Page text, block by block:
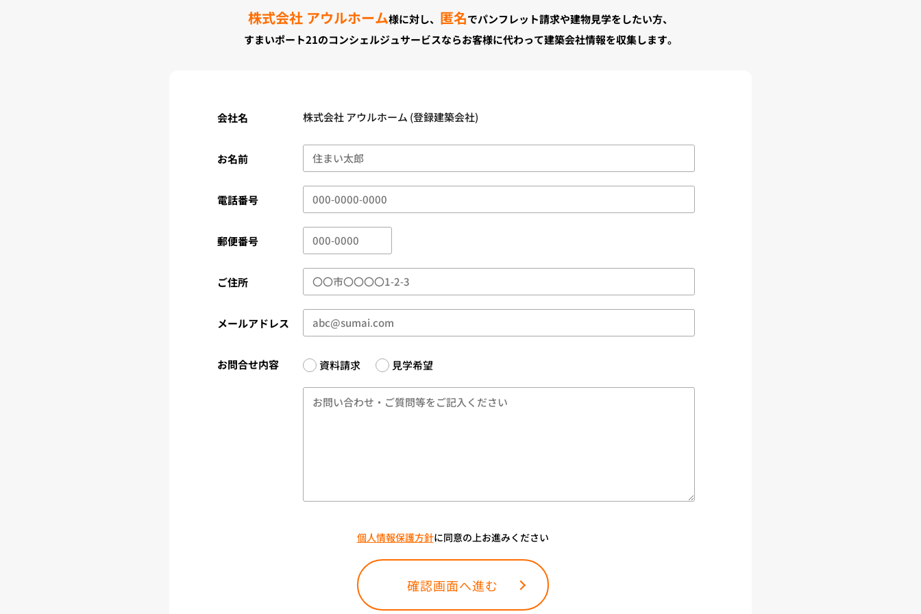
株式会社 アウルホーム様に対し、 匿名でパンフレット請求や建物見学をしたい方、
すまいポート21のコンシェルジュサービスならお客様に代わって建築会社情報を収集します。
会社名
お名前
電話番号
郵便番号
ご住所
メールアドレス
お問合せ内容 資料請求 見学希望
個人情報保護方針に同意の上お進みください
確認画面へ進む